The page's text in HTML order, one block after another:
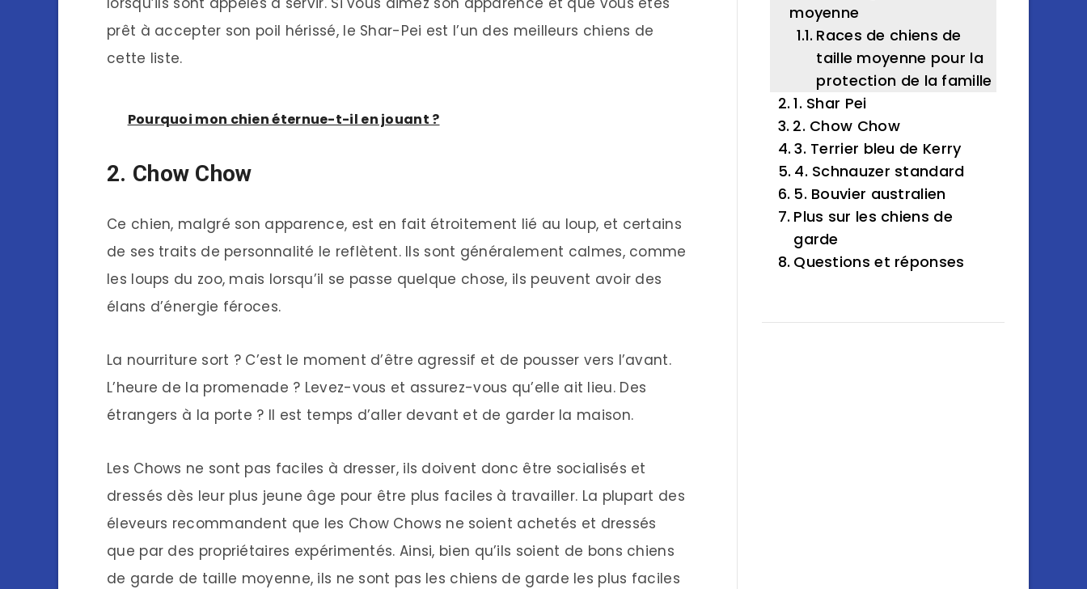
prêt à accepter son poil hérissé, le Shar-Pei est l’un des meilleurs chiens de
cette liste.
Pourquoi mon chien éternue-t-il en jouant ?
2. Chow Chow
Ce chien, malgré son apparence, est en fait étroitement lié au loup, et certains
de ses traits de personnalité le reflètent. Ils sont généralement calmes, comme
les loups du zoo, mais lorsqu’il se passe quelque chose, ils peuvent avoir des
élans d’énergie féroces.
La nourriture sort ? C’est le moment d’être agressif et de pousser vers l’avant.
L’heure de la promenade ? Levez-vous et assurez-vous qu’elle ait lieu. Des
étrangers à la porte ? Il est temps d’aller devant et de garder la maison.
Les Chows ne sont pas faciles à dresser, ils doivent donc être socialisés et
dressés dès leur plus jeune âge pour être plus faciles à travailler. La plupart des
éleveurs recommandent que les Chow Chows ne soient achetés et dressés
que par des propriétaires expérimentés. Ainsi, bien qu’ils soient de bons chiens
de garde de taille moyenne, ils ne sont pas les chiens de garde les plus faciles
moyenne
Races de chiens de
taille moyenne pour la
protection de la famille
1. Shar Pei
2. Chow Chow
3. Terrier bleu de Kerry
4. Schnauzer standard
5. Bouvier australien
Plus sur les chiens de
garde
Questions et réponses